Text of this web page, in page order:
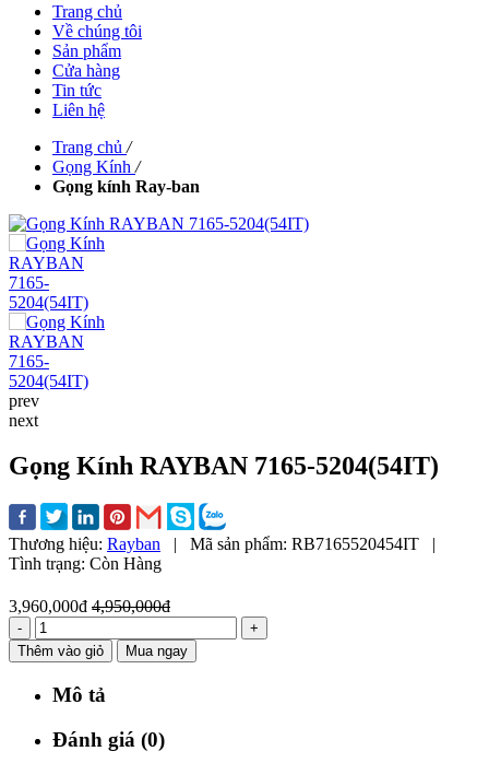
Trang chủ
Về chúng tôi
Sản phẩm
Cửa hàng
Tin tức
Liên hệ
Trang chủ /
Gọng Kính /
Gọng kính Ray-ban
prev
next
Gọng Kính RAYBAN 7165-5204(54IT)
Thương hiệu: Rayban | Mã sản phẩm: RB7165520454IT
|
Tình trạng: Còn Hàng
3,960,000đ 4,950,000đ
-
+
Thêm vào giỏ
Mua ngay
Mô tả
Đánh giá (0)